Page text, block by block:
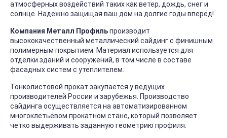
атмосферных воздействий таких как ветер, дождь, снег и
солнце. Надежно защищая ваш дом на долгие годы вперёд!
Компания Металл Профильпроизводит
высококачественный металлический сайдинг с финишным
полимерным покрытием. Материал используется для
отделки зданий и сооружений, в том числе в составе
фасадных систем с утеплителем.
Тонколистовой прокат закупается у ведущих
производителей России и зарубежья. Производство
сайдинга осуществляется на автоматизированном
многоклетьевом прокатном стане, который позволяет
четко выдерживать заданную геометрию профиля.